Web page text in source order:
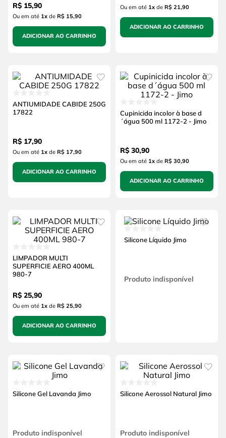
R$ 15,90
Ou em até 1xde R$ 15,90
ADICIONAR AO CARRINHO
Ou em até 1xde R$ 21,90
ADICIONAR AO CARRINHO
ANTIUMIDADE CABIDE 250G
17822
R$ 17,90
Ou em até 1xde R$ 17,90
ADICIONAR AO CARRINHO
Cupinicida incolor à base d
´água 500 ml 1172-2 - Jimo
R$ 30,90
Ou em até 1xde R$ 30,90
ADICIONAR AO CARRINHO
LIMPADOR MULTI
SUPERFICIE AERO 400ML
980-7
R$ 25,90
Ou em até 1xde R$ 25,90
ADICIONAR AO CARRINHO
Silicone Líquido Jimo
Produto indisponível
Silicone Gel Lavanda Jimo
Produto indisponível
Silicone Aerossol Natural Jimo
Produto indisponível